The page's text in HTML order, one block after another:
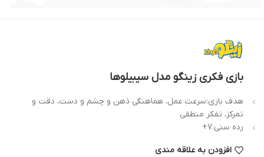
بازی فکری زینگو مدل سیبیلوها
هدف بازی:سرعت عمل، هماهنگی ذهن و چشم و دست، دقت و
تمرکز، تفکر منطقی
رده سنی:7+
افزودن به علاقه مندی